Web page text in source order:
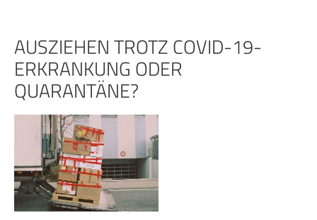
springen
AUSZIEHEN TROTZ COVID-19-
ERKRANKUNG ODER
QUARANTÄNE?